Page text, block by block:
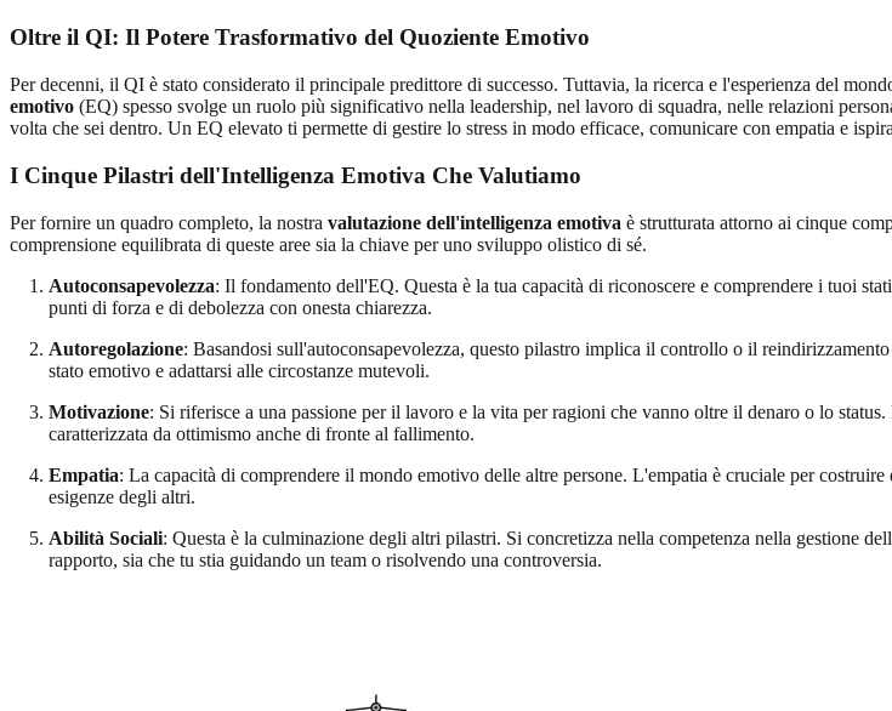
Oltre il QI: Il Potere Trasformativo del Quoziente Emotivo
Per decenni, il QI è stato considerato il principale predittore di successo. Tuttavia, la ricerca e l'esperienza del
emotivo (EQ) spesso svolge un ruolo più significativo nella leadership, nel lavoro di squadra, nelle relazioni
volta che sei dentro. Un EQ elevato ti permette di gestire lo stress in modo efficace, comunicare con empatia e
I Cinque Pilastri dell'Intelligenza Emotiva Che Valutiamo
Per fornire un quadro completo, la nostra valutazione dell'intelligenza emotiva è strutturata attorno ai cinque
comprensione equilibrata di queste aree sia la chiave per uno sviluppo olistico di sé.
Autoconsapevolezza: Il fondamento dell'EQ. Questa è la tua capacità di riconoscere e comprendere i tuoi
punti di forza e di debolezza con onesta chiarezza.
Autoregolazione: Basandosi sull'autoconsapevolezza, questo pilastro implica il controllo o il
stato emotivo e adattarsi alle circostanze mutevoli.
Motivazione: Si riferisce a una passione per il lavoro e la vita per ragioni che vanno oltre il denaro o lo
caratterizzata da ottimismo anche di fronte al fallimento.
Empatia: La capacità di comprendere il mondo emotivo delle altre persone. L'empatia è cruciale per
esigenze degli altri.
Abilità Sociali: Questa è la culminazione degli altri pilastri. Si concretizza nella competenza nella gestione
rapporto, sia che tu stia guidando un team o risolvendo una controversia.